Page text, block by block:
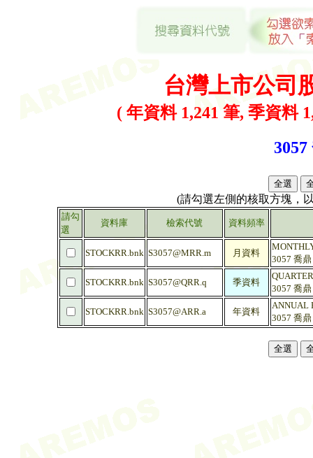
台灣上市公司
( 年資料 1,241 筆, 季資料
(請勾選左側的核取方塊，
請勾
選
資料庫 檢索代號 資料頻率
STOCKRR.bnk S3057@MRR.m 月資料
3057 喬
STOCKRR.bnk S3057@QRR.q 季資料
3057 喬
STOCKRR.bnk S3057@ARR.a 年資料
ANNUAL
3057 喬